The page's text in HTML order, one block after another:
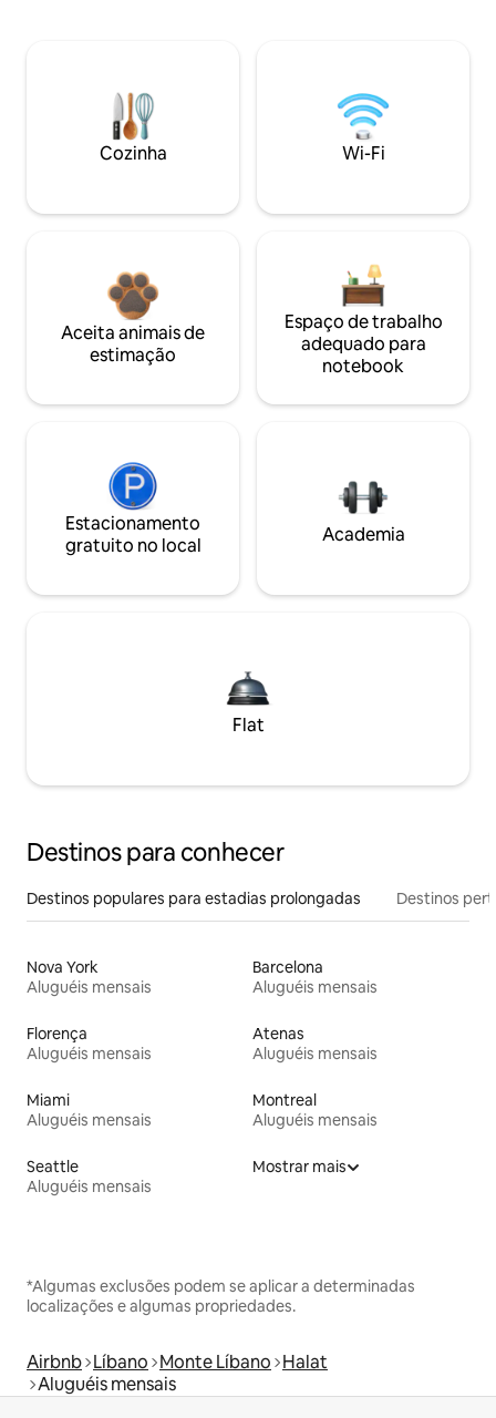
Cozinha Wi-Fi
Aceita animais de
estimação
Espaço de trabalho
adequado para
notebook
Estacionamento
gratuito no local
Academia
Flat
Destinos para conhecer
Destinos populares para estadias prolongadas Destinos
Nova York
Aluguéis mensais
Barcelona
Aluguéis mensais
Florença
Aluguéis mensais
Atenas
Aluguéis mensais
Miami
Aluguéis mensais
Montreal
Aluguéis mensais
Seattle
Aluguéis mensais
Mostrar mais
*Algumas exclusões podem se aplicar a determinadas
localizações e algumas propriedades.
Airbnb Líbano Monte Líbano Halat
Aluguéis mensais